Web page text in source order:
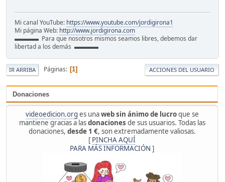
Donaciones
videoedicion.org es unaweb sin ánimo de lucroque se
mantiene gracias a lasdonaciones de sus usuarios. Todas las
donaciones, desde 1 €, son extremadamente valiosas.
[ PINCHA AQUÍ
PARA MÁS INFORMACIÓN ]
Mi canal YouTube: https://www.youtube.com/jordigirona1
Mi página Web: http://www.jordigirona.com
▬▬▬▬ Para que nosotros mismos seamos libres, debemos dar
libertad a los demás ▬▬▬▬
IR ARRIBA Páginas 1 ACCIONES DEL USUARIO